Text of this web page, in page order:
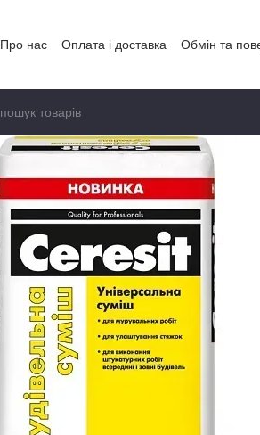
Про нас Оплата і доставка Обмін та